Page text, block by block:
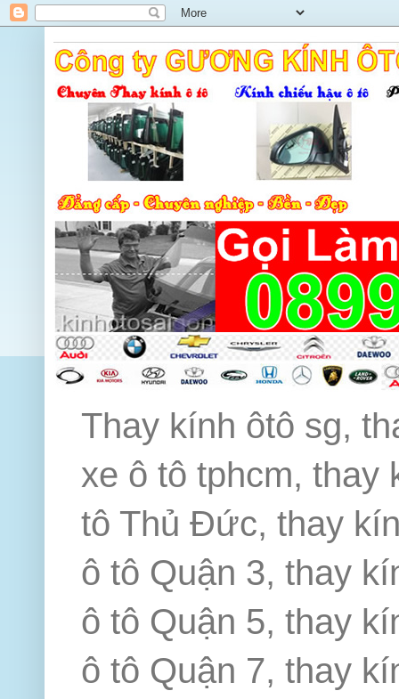
Thay kính ôtô sg,
xe ô tô tphcm, thay
tô Thủ Đức, thay
ô tô Quận 3, thay
ô tô Quận 5, thay
ô tô Quận 7, thay